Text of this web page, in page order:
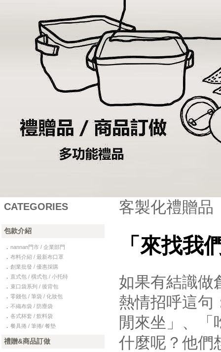
CATEGORIES
包款介紹
． nannan門市 / 企業部門
． 布料介紹 / 最新布口罩
． 創業批發 / 優惠採購
． 直式包 / 橫式包 / 小托特
． 束口袋系列 / 後背包
． 零錢包 / 筆袋 / 化妝包
． 不織布袋 / 防塵袋
． 各式杯套 / 飲料袋
． 餐具捲 / 筆捲/ 餐墊
禮贈&商品訂做
客製化禮贈品
「來找我
如果有結識做
熱情招呼這句
閒來坐」、「
什麼呢？他們